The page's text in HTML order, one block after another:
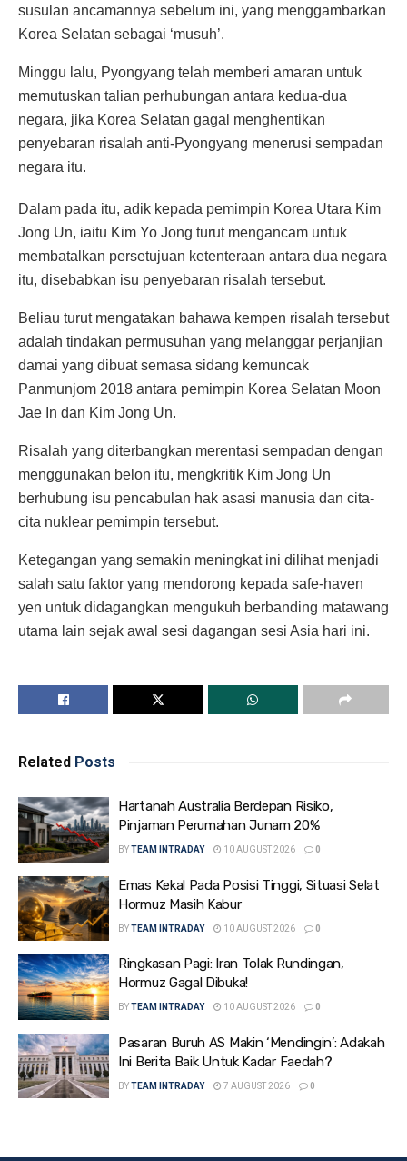
susulan ancamannya sebelum ini, yang menggambarkan
Korea Selatan sebagai ‘musuh’.
Minggu lalu, Pyongyang telah memberi amaran untuk
memutuskan talian perhubungan antara kedua-dua
negara, jika Korea Selatan gagal menghentikan
penyebaran risalah anti-Pyongyang menerusi sempadan
negara itu.
Dalam pada itu, adik kepada pemimpin Korea Utara Kim
Jong Un, iaitu Kim Yo Jong turut mengancam untuk
membatalkan persetujuan ketenteraan antara dua negara
itu, disebabkan isu penyebaran risalah tersebut.
Beliau turut mengatakan bahawa kempen risalah tersebut
adalah tindakan permusuhan yang melanggar perjanjian
damai yang dibuat semasa sidang kemuncak
Panmunjom 2018 antara pemimpin Korea Selatan Moon
Jae In dan Kim Jong Un.
Risalah yang diterbangkan merentasi sempadan dengan
menggunakan belon itu, mengkritik Kim Jong Un
berhubung isu pencabulan hak asasi manusia dan cita-
cita nuklear pemimpin tersebut.
Ketegangan yang semakin meningkat ini dilihat menjadi
salah satu faktor yang mendorong kepada safe-haven
yen untuk didagangkan mengukuh berbanding matawang
utama lain sejak awal sesi dagangan sesi Asia hari ini.
Related Posts
Hartanah Australia Berdepan Risiko,
Pinjaman Perumahan Junam 20%
BY TEAM INTRADAY 10 AUGUST 2026 0
Emas Kekal Pada Posisi Tinggi, Situasi Selat
Hormuz Masih Kabur
BYTEAM INTRADAY 10 AUGUST 2026 0
Ringkasan Pagi: Iran Tolak Rundingan,
Hormuz Gagal Dibuka!
BY TEAM INTRADAY 10 AUGUST 2026 0
Pasaran Buruh AS Makin ‘Mendingin’: Adakah
Ini Berita Baik Untuk Kadar Faedah?
BYTEAM INTRADAY 7 AUGUST 2026 0